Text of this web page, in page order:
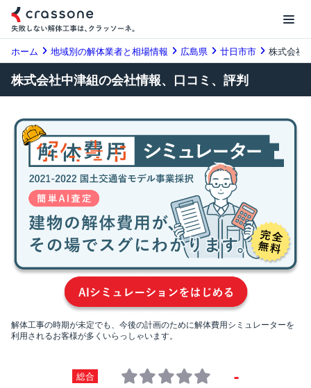
ホーム 地域別の解体業者と相場情報 広島県 廿日市市 株式会社
株式会社中津組の会社情報、口コミ、評判
解体工事の時期が未定でも、今後の計画のために解体費用シミュレーターを
利用されるお客様が多くいらっしゃいます。
総合 -